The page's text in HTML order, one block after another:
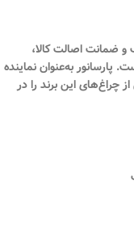
ضمانت اصالت کالا،
پارسانور به‌عنواننماینده
چراغ‌های این برند را در